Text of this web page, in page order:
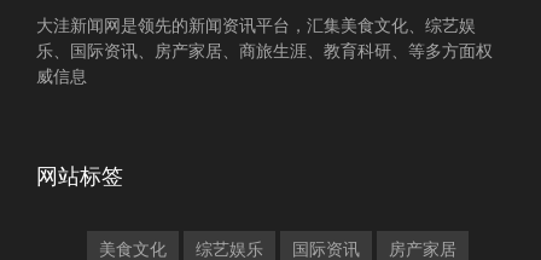
大洼新闻网是领先的新闻资讯平台，汇集美食文化、综艺娱
乐、国际资讯、房产家居、商旅生涯、教育科研、等多方面权
威信息
网站标签
美食文化 综艺娱乐 国际资讯 房产家居